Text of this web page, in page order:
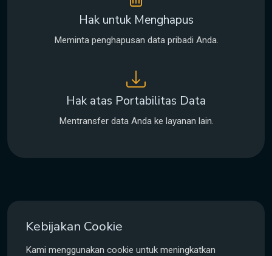
Hak untuk Menghapus
Meminta penghapusan data pribadi Anda.
Hak atas Portabilitas Data
Mentransfer data Anda ke layanan lain.
Kebijakan Cookie
Kami menggunakan cookie untuk meningkatkan